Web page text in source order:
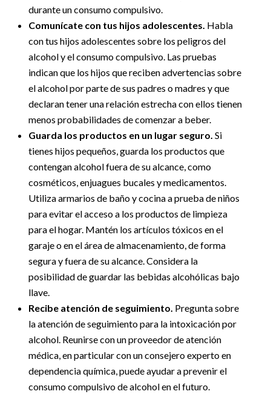
durante un consumo compulsivo.
Comunícate con tus hijos adolescentes. Habla
con tus hijos adolescentes sobre los peligros del
alcohol y el consumo compulsivo. Las pruebas
indican que los hijos que reciben advertencias sobre
el alcohol por parte de sus padres o madres y que
declaran tener una relación estrecha con ellos tienen
menos probabilidades de comenzar a beber.
Guarda los productos en un lugar seguro. Si
tienes hijos pequeños, guarda los productos que
contengan alcohol fuera de su alcance, como
cosméticos, enjuagues bucales y medicamentos.
Utiliza armarios de baño y cocina a prueba de niños
para evitar el acceso a los productos de limpieza
para el hogar. Mantén los artículos tóxicos en el
garaje o en el área de almacenamiento, de forma
segura y fuera de su alcance. Considera la
posibilidad de guardar las bebidas alcohólicas bajo
llave.
Recibe atención de seguimiento. Pregunta sobre
la atención de seguimiento para la intoxicación por
alcohol. Reunirse con un proveedor de atención
médica, en particular con un consejero experto en
dependencia química, puede ayudar a prevenir el
consumo compulsivo de alcohol en el futuro.